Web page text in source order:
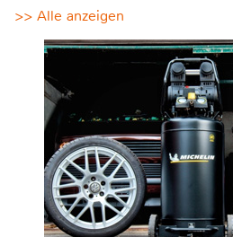
>> Alle anzeigen